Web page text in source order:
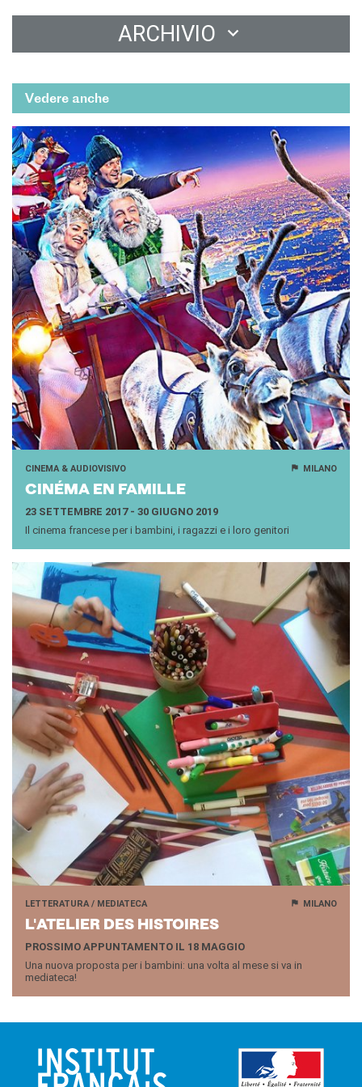
ARCHIVIO
Vedere anche
CINEMA & AUDIOVISIVO MILANO
CINÉMA EN FA­MIL­LE
23 SETTEMBRE 2017 - 30 GIUGNO 2019
Il cinema francese per i bambini, i ragazzi e i loro genitori
LETTERATURA / MEDIATECA MILANO
L'A­TE­LIER DES HI­STOI­RES
PROSSIMO APPUNTAMENTO IL 18 MAGGIO
Una nuova proposta per i bambini: una volta al mese si va in
mediateca!